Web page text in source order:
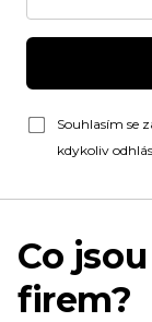
Souhlasím se
kdykoliv
Co
firem?